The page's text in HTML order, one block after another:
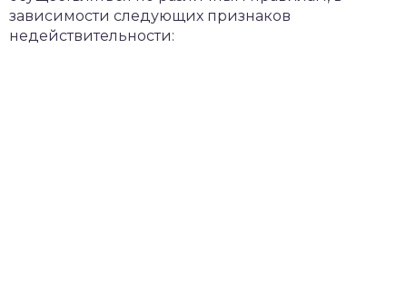
зависимости следующих признаков
недействительности: